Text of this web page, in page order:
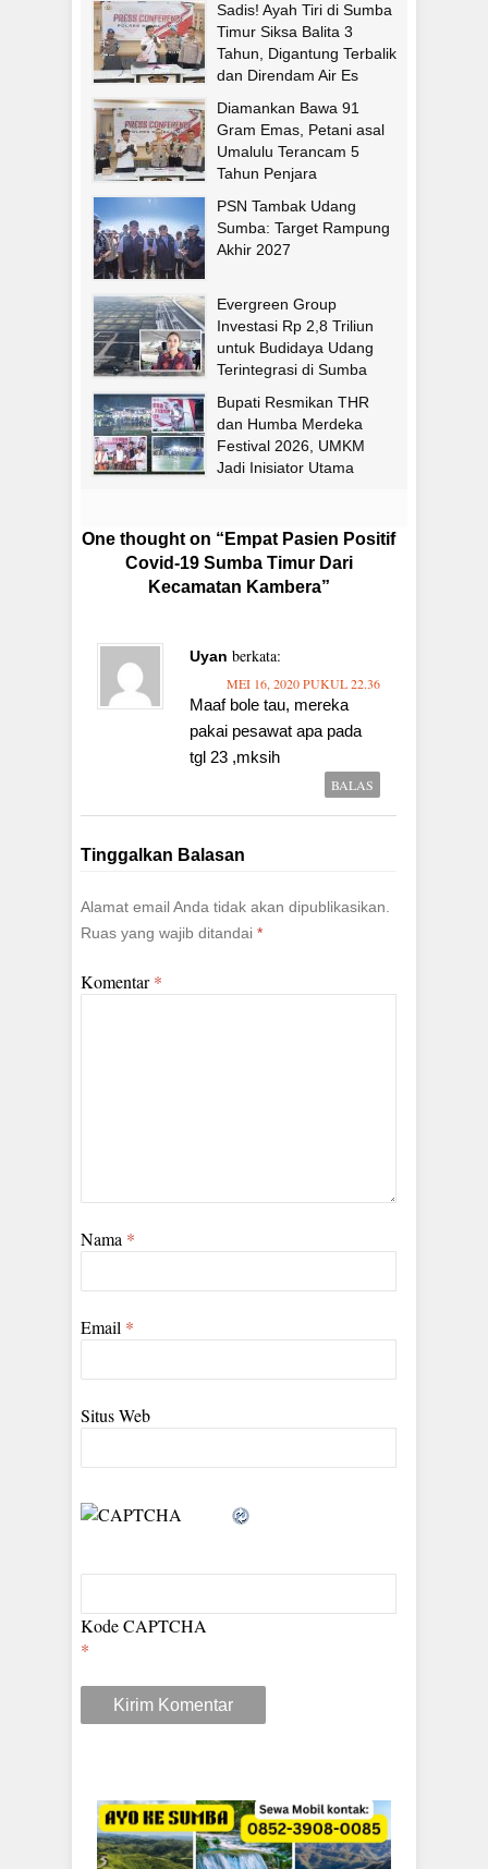
Sadis! Ayah Tiri di Sumba
Timur Siksa Balita 3
Tahun, Digantung Terbalik
dan Direndam Air Es
Diamankan Bawa 91
Gram Emas, Petani asal
Umalulu Terancam 5
Tahun Penjara
PSN Tambak Udang
Sumba: Target Rampung
Akhir 2027
Evergreen Group
Investasi Rp 2,8 Triliun
untuk Budidaya Udang
Terintegrasi di Sumba
Bupati Resmikan THR
dan Humba Merdeka
Festival 2026, UMKM
Jadi Inisiator Utama
One thought on “Empat Pasien Positif
Covid-19 Sumba Timur Dari
Kecamatan Kambera”
Uyan berkata:
MEI 16, 2020 PUKUL 22.36
Maaf bole tau, mereka
pakai pesawat apa pada
tgl 23 ,mksih
BALAS
Tinggalkan Balasan
Alamat email Anda tidak akan dipublikasikan.
Ruas yang wajib ditandai *
Komentar*
Nama *
Email *
Situs Web
Kode CAPTCHA
*